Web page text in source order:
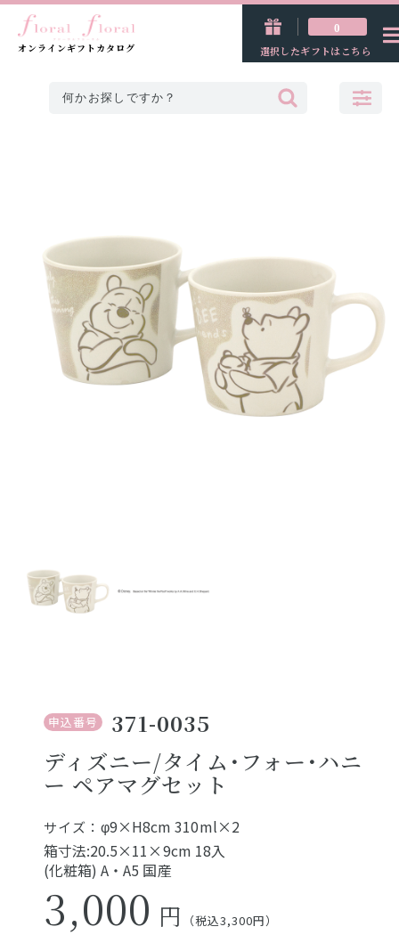
オンラインギフトカタログ
0
選択したギフトはこちら
申込番号 371-0035
ディズニー/タイム･フォー･ハニ
ー ペアマグセット
サイズ： φ9×H8cm 310ml×2
箱寸法:20.5×11×9cm 18入
(化粧箱) A・A5 国産
3,000 円 （税込3,300円）